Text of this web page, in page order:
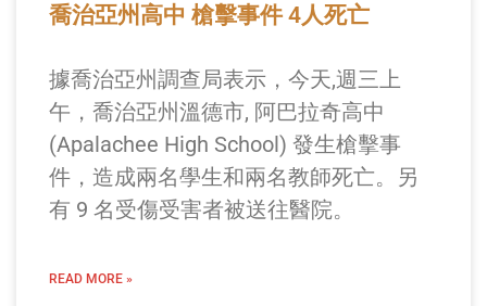
喬治亞州高中 槍擊事件 4人死亡
據喬治亞州調查局表示，今天,週三上
午，喬治亞州溫德市, 阿巴拉奇高中
(Apalachee High School) 發生槍擊事
件，造成兩名學生和兩名教師死亡。另
有 9 名受傷受害者被送往醫院。
READ MORE »